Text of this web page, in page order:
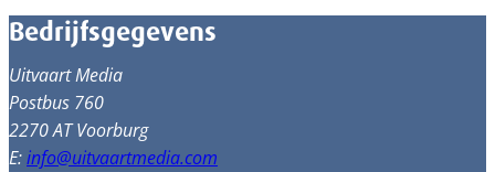
Bedrijfsgegevens
Uitvaart Media
Postbus 760
2270 AT Voorburg
E:info@uitvaartmedia.com